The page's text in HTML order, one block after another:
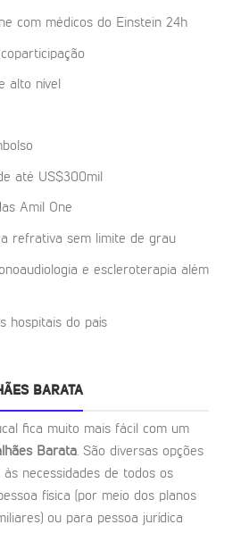
com médicos do Einstein 24h
alto nível
até US$300mil
Amil One
refrativa sem limite de grau
e escleroterapia além
hospitais do país
BARATA
fica muito mais fácil com um
Barata. São diversas opções
necessidades de todos os
física (por meio dos planos
ou para pessoa jurídica